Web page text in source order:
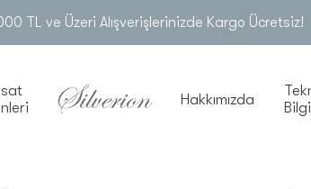
TL ve Üzeri Alışverişlerinizde Kargo Ücretsiz!
Hakkımızda